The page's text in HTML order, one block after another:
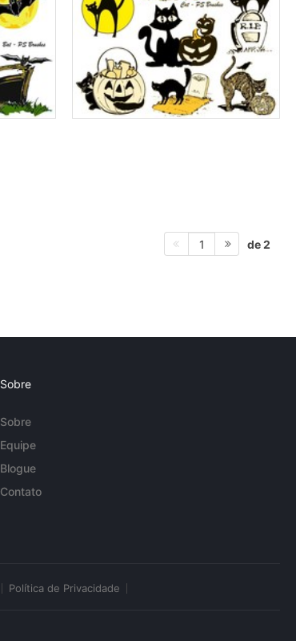
1 de 2
Sobre
Sobre
Equipe
Blogue
Contato
Política de Privacidade